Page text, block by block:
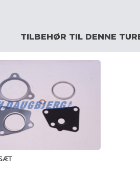
TILBEHØR TIL DENNE